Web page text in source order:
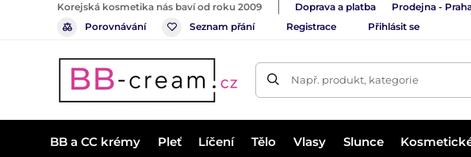
Korejská kosmetika nás baví od roku 2009 Doprava a platba Prodejna -
Porovnávání
Seznam přání Registrace Přihlásit se
Např. produkt, kategorie
BB a CC krémy Pleť Líčení Tělo Vlasy Slunce